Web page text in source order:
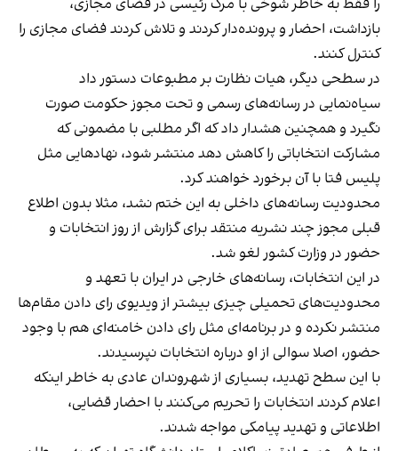
بازداشت، احضار و پرونده‌دار کردند و تلاش کردند فضای مجازی را
کنترل کنند.
در سطحی دیگر، هیات نظارت بر مطبوعات دستور داد
سیاه‌نمایی در رسانه‌های رسمی و تحت مجوز حکومت صورت
نگیرد و همچنین هشدار داد که اگر مطلبی با مضمونی که
مشارکت انتخاباتی را کاهش دهد منتشر شود، نهادهایی مثل
پلیس فتا با آن برخورد خواهند کرد.
محدودیت رسانه‌های داخلی به این ختم نشد، مثلا بدون اطلاع
قبلی مجوز چند نشریه منتقد برای گزارش از روز انتخابات و
حضور در وزارت کشور لغو شد.
در این انتخابات، رسانه‌های خارجی در ایران با تعهد و
محدودیت‌های تحمیلی چیزی بیشتر از ویدیوی رای دادن مقام‌ها
منتشر نکرده و در برنامه‌ای مثل رای دادن خامنه‌ای هم با وجود
حضور، اصلا سوالی از او درباره انتخابات نپرسیدند.
با این سطح تهدید، بسیاری از شهروندان عادی به خاطر اینکه
اعلام کردند انتخابات را تحریم می‌کنند با احضار قضایی،
اطلاعاتی و تهدید پیامکی مواجه شدند.